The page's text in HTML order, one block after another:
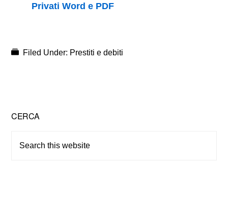
Privati Word e PDF
Filed Under: Prestiti e debiti
Primary
Sidebar
CERCA